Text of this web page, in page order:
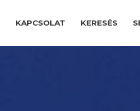
KAPCSOLAT KERESÉS